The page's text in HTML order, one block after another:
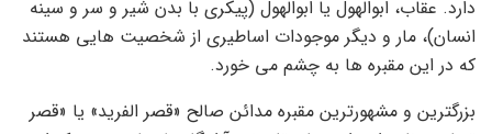
دارد. عقاب، ابوالهول یا ابوالهول (پیکری با بدن شیر و سر و سینه
انسان)، مار و دیگر موجودات اساطیری از شخصیت هایی هستند
که در این مقبره ها به چشم می خورد.
بزرگترین و مشهورترین مقبره مدائن صالح «قصر الفرید» یا «قصر